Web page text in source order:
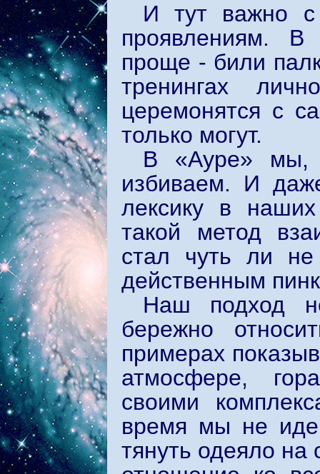
И тут важно с
проявлениям. В
проще - били
тренингах
церемонятся с
только могут.
В «Ауре» мы,
избиваем. И
лексику в
такой метод
стал чуть ли
действенным
Наш подход
бережно
примерах
атмосфере,
своими
время мы не
тянуть одеяло на